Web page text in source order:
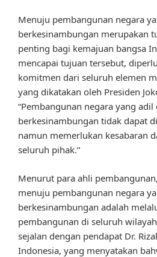
Menuju pembangunan negara
berkesinambungan merupakan
penting bagi kemajuan bangsa
mencapai tujuan tersebut,
komitmen dari seluruh elemen
yang dikatakan oleh Presiden
“Pembangunan negara yang adil
berkesinambungan tidak dapat
namun memerlukan kesabaran
seluruh pihak.”
Menurut para ahli
menuju pembangunan negara
berkesinambungan adalah
pembangunan di seluruh
sejalan dengan pendapat Dr.
Indonesia, yang menyatakan